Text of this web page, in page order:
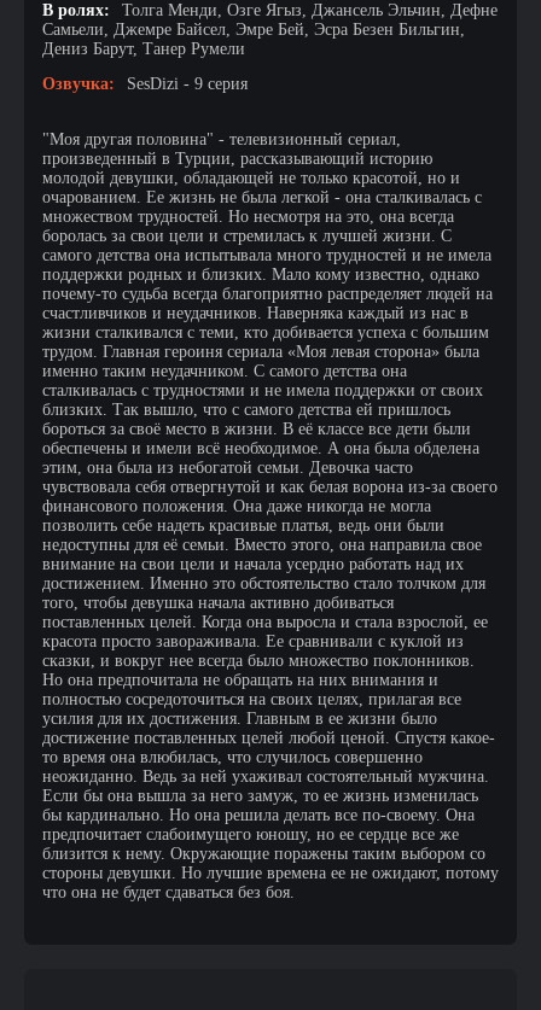
В ролях:
Толга Менди, Озге Ягыз, Джансель Эльчин, Дефне
Самьели, Джемре Байсел, Эмре Бей, Эсра Безен Бильгин,
Дениз Барут, Танер Румели
Озвучка:
SesDizi - 9 серия
"Моя другая половина" - телевизионный сериал,
произведенный в Турции, рассказывающий историю
молодой девушки, обладающей не только красотой, но и
очарованием. Ее жизнь не была легкой - она сталкивалась с
множеством трудностей. Но несмотря на это, она всегда
боролась за свои цели и стремилась к лучшей жизни. С
самого детства она испытывала много трудностей и не имела
поддержки родных и близких. Мало кому известно, однако
почему-то судьба всегда благоприятно распределяет людей на
счастливчиков и неудачников. Наверняка каждый из нас в
жизни сталкивался с теми, кто добивается успеха с большим
трудом. Главная героиня сериала «Моя левая сторона» была
именно таким неудачником. С самого детства она
сталкивалась с трудностями и не имела поддержки от своих
близких. Так вышло, что с самого детства ей пришлось
бороться за своё место в жизни. В её классе все дети были
обеспечены и имели всё необходимое. А она была обделена
этим, она была из небогатой семьи. Девочка часто
чувствовала себя отвергнутой и как белая ворона из-за своего
финансового положения. Она даже никогда не могла
позволить себе надеть красивые платья, ведь они были
недоступны для её семьи. Вместо этого, она направила свое
внимание на свои цели и начала усердно работать над их
достижением. Именно это обстоятельство стало толчком для
того, чтобы девушка начала активно добиваться
поставленных целей. Когда она выросла и стала взрослой, ее
красота просто завораживала. Ее сравнивали с куклой из
сказки, и вокруг нее всегда было множество поклонников.
Но она предпочитала не обращать на них внимания и
полностью сосредоточиться на своих целях, прилагая все
усилия для их достижения. Главным в ее жизни было
достижение поставленных целей любой ценой. Спустя какое-
то время она влюбилась, что случилось совершенно
неожиданно. Ведь за ней ухаживал состоятельный мужчина.
Если бы она вышла за него замуж, то ее жизнь изменилась
бы кардинально. Но она решила делать все по-своему. Она
предпочитает слабоимущего юношу, но ее сердце все же
близится к нему. Окружающие поражены таким выбором со
стороны девушки. Но лучшие времена ее не ожидают, потому
что она не будет сдаваться без боя.